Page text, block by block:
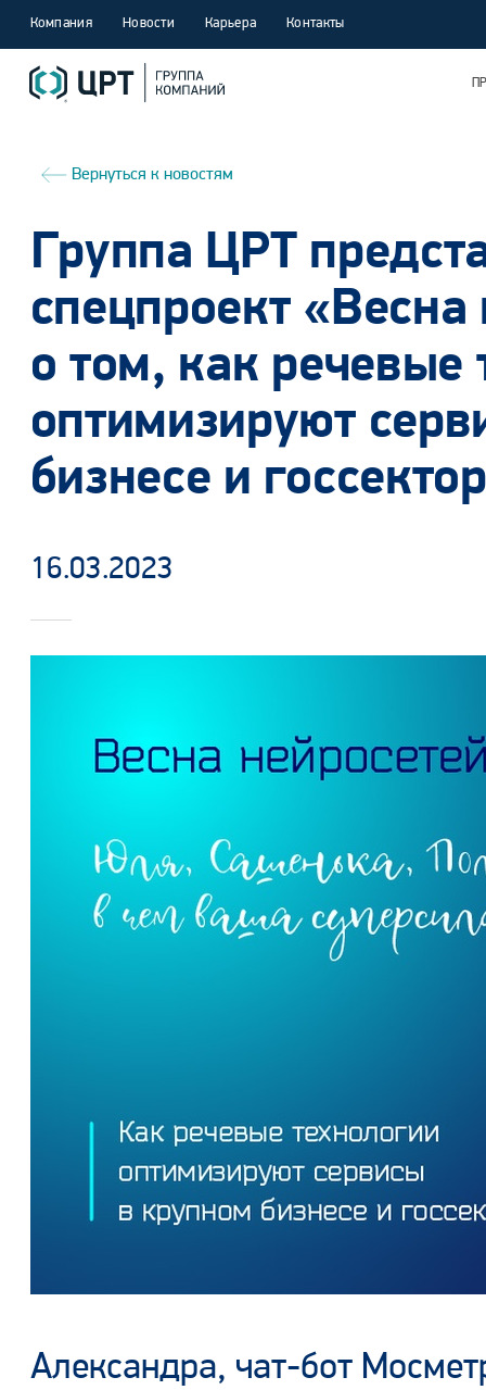
Компания Новости Карьера Контакты
Вернуться к новостям
Группа ЦРТ
спецпроект «Весна
о том, как речевые
оптимизируют
бизнесе и
16.03.2023
Александра, чат-бот